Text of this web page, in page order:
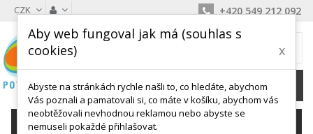
CZK +420 549 212 092
0 Kč
KATEGORIE
Aby web fungoval jak má (souhlas s
cookies)
x
Abyste na stránkách rychle našli to, co hledáte, abychom
Vás poznali a pamatovali si, co máte v košíku, abychom vás
neobtěžovali nevhodnou reklamou nebo abyste se
nemuseli pokaždé přihlašovat.